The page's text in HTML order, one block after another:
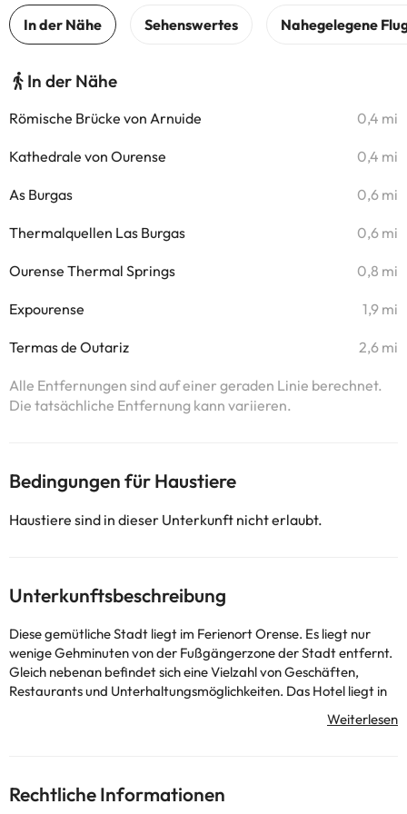
In der Nähe
Römische Brücke von Arnuide 0,4 mi
Kathedrale von Ourense 0,4 mi
As Burgas 0,6 mi
Thermalquellen Las Burgas 0,6 mi
Ourense Thermal Springs 0,8 mi
Expourense 1,9 mi
Termas de Outariz 2,6 mi
Alle Entfernungen sind auf einer geraden Linie berechnet.
Die tatsächliche Entfernung kann variieren.
Bedingungen für Haustiere
Haustiere sind in dieser Unterkunft nicht erlaubt.
Unterkunftsbeschreibung
Diese gemütliche Stadt liegt im Ferienort Orense. Es liegt nur
wenige Gehminuten von der Fußgängerzone der Stadt entfernt.
Gleich nebenan befindet sich eine Vielzahl von Geschäften,
Restaurants und Unterhaltungsmöglichkeiten. Das Hotel liegt in
der Nähe vieler Sehenswürdigkeiten. Die Flughäfen Santiago de
Compostela und Vigo sind nur 100 km entfernt. Dieses moderne
den Komfort der Besucher. Das Hotel verfügt über ein
ausgezeichnetes Restaurant, das köstliche Gerichte serviert.
Rechtliche Informationen